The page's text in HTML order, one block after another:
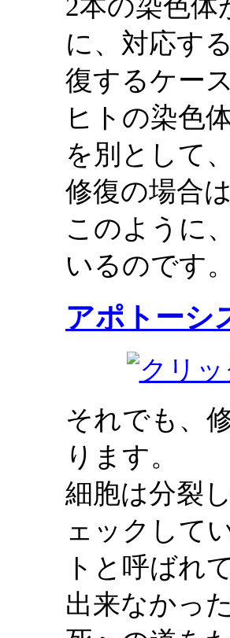
2本の染色体
に、対応す
復するケー
ヒトの染色
を別として
修復の場合
このように
いるのです。
アポトーシ
それでも、
ります。
細胞は分裂
ェックして
トと呼ばれ
出来なかっ